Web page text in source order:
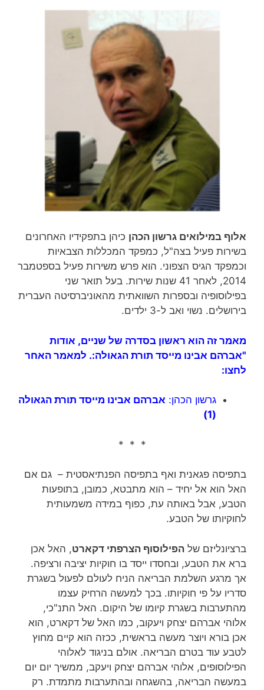
אלוף במילואים גרשון הכהן כיהן בתפקידיו האחרונים
בשירות פעיל בצה"ל, כמפקד המכללות הצבאיות
וכמפקד הגיס הצפוני. הוא פרש משירות פעיל בספטמבר
2014, לאחר 41 שנות שירות‏. בעל תואר שני
בפילוסופיה ובספרות השוואתית מהאוניברסיטה העברית
בירושלים. נשוי ואב ל-3 ילדים.
מאמר זה הוא ראשון בסדרה של שניים, אודות
"אברהם אבינו מייסד תורת הגאולה:. למאמר האחר
לחצו:
גרשון הכהן: אברהם אבינו מייסד תורת הגאולה
(1)
* * *
בתפיסה פגאנית ואף בתפיסה הפנתיאסטית – גם אם
האל הוא אל יחיד – הוא מתבטא, כמובן, בתופעות
הטבע, אבל באותה עת, כפוף במידה משמעותית
לחוקיותו של הטבע.
ברציונליזם של הפילוסוף הצרפתי דקארט, האל אכן
ברא את הטבע, ובחסדו ייסד בו חוקיות יציבה ורציפה.
אך מרגע השלמת הבריאה הניח לעולם לפעול בשגרת
סדריו על פי חוקיותו. בכך למעשה הרחיק עצמו
מהתערבות בשגרת קיומו של היקום. האל התנ"כי,
אלוהי אברהם יצחק ויעקוב, כמו האל של דקארט, הוא
אכן בורא ויוצר מעשה בראשית, ככזה הוא קיים מחוץ
לטבע עוד בטרם הבריאה. אולם בניגוד לאלוהי
הפילוסופים, אלוהי אברהם יצחק ויעקב, ממשיך יום יום
במעשה הבריאה, בהשגחה ובהתערבות מתמדת. רק